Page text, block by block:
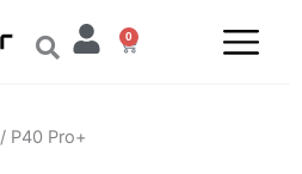
0
Panier
/ P40 Pro+